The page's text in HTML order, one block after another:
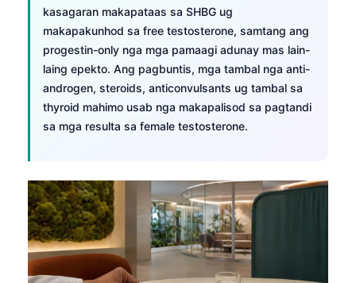
kasagaran makapataas sa SHBG ug
makapakunhod sa free testosterone, samtang ang
progestin-only nga mga pamaagi adunay mas lain-
laing epekto. Ang pagbuntis, mga tambal nga anti-
androgen, steroids, anticonvulsants ug tambal sa
thyroid mahimo usab nga makapalisod sa pagtandi
sa mga resulta sa female testosterone.
Tiếng Việt
Tagalog
ไทย
ဗမာစာ
አማርኛ
Українська
O‘zbekcha
Català
Қазақ тілі